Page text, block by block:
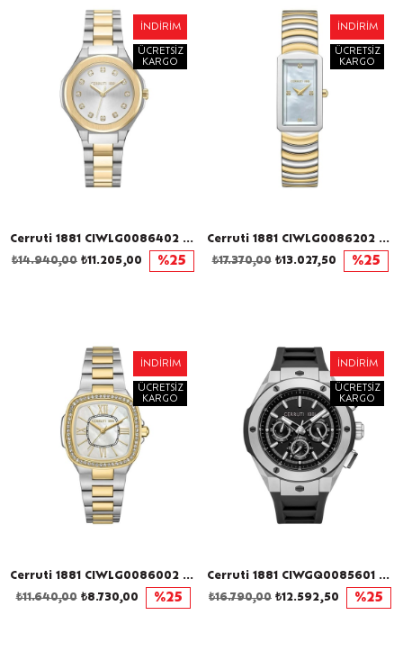
Cerruti 1881 CIWLG0086402 Kadın Kol Saati
İNDIRIM
ÜCRETSIZ
KARGO
₺11.205,00
₺14.940,00 %25
Cerruti 1881 CIWLG0086202 Kadın Kol Saati
İNDIRIM
ÜCRETSIZ
KARGO
₺13.027,50
₺17.370,00 %25
Cerruti 1881 CIWLG0086002 Kadın Kol Saati
İNDIRIM
ÜCRETSIZ
KARGO
₺8.730,00
₺11.640,00 %25
Cerruti 1881 CIWGQ0085601 Erkek Kol Saati
İNDIRIM
ÜCRETSIZ
KARGO
₺12.592,50
₺16.790,00 %25